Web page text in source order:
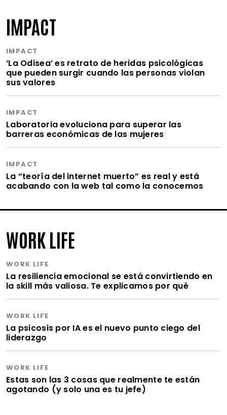
IMPACT
IMPACT
‘La Odisea’ es retrato de heridas psicológicas
que pueden surgir cuando las personas violan
sus valores
IMPACT
Laboratoria evoluciona para superar las
barreras económicas de las mujeres
IMPACT
La “teoría del internet muerto” es real y está
acabando con la web tal como la conocemos
WORK LIFE
WORK LIFE
La resiliencia emocional se está convirtiendo en
la skill más valiosa. Te explicamos por qué
WORK LIFE
La psicosis por IA es el nuevo punto ciego del
liderazgo
WORK LIFE
Estas son las 3 cosas que realmente te están
agotando (y solo una es tu jefe)